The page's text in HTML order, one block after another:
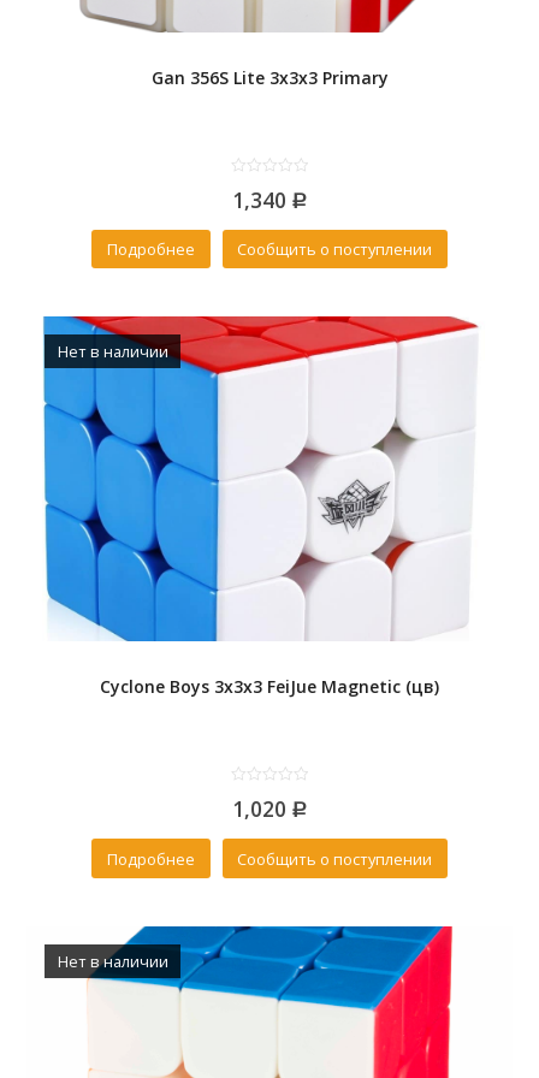
Gan 356S Lite 3x3x3 Primary
out
5
1,340 Р
Подробнее Сообщить о поступлении
Нет в наличии
Cyclone Boys 3x3x3 FeiJue Magnetic (цв)
out
5
1,020 Р
Подробнее Сообщить о поступлении
Нет в наличии